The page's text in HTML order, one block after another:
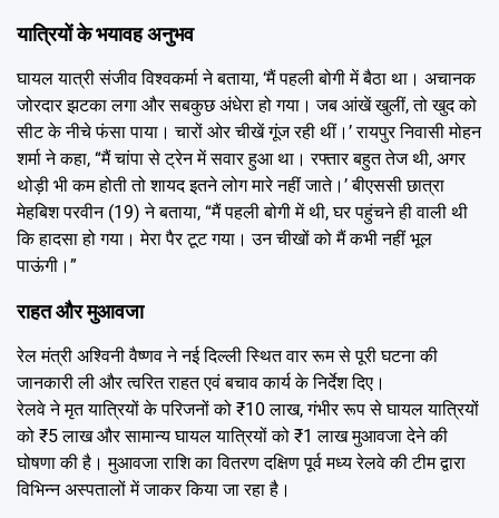
यात्रियों के भयावह अनुभव
घायल यात्री संजीव विश्वकर्मा ने बताया, ‘मैं पहली बोगी में बैठा था। अचानक
जोरदार झटका लगा और सबकुछ अंधेरा हो गया। जब आंखें खुलीं, तो खुद को
सीट के नीचे फंसा पाया। चारों ओर चीखें गूंज रही थीं।’ रायपुर निवासी मोहन
शर्मा ने कहा, “मैं चांपा से ट्रेन में सवार हुआ था। रफ्तार बहुत तेज थी, अगर
थोड़ी भी कम होती तो शायद इतने लोग मारे नहीं जाते।’ बीएससी छात्रा
मेहबिश परवीन (19) ने बताया, “मैं पहली बोगी में थी, घर पहुंचने ही वाली थी
कि हादसा हो गया। मेरा पैर टूट गया। उन चीखों को मैं कभी नहीं भूल
पाऊंगी।”
राहत और मुआवजा
रेल मंत्री अश्विनी वैष्णव ने नई दिल्ली स्थित वार रूम से पूरी घटना की
जानकारी ली और त्वरित राहत एवं बचाव कार्य के निर्देश दिए।
रेलवे ने मृत यात्रियों के परिजनों को ₹10 लाख, गंभीर रूप से घायल यात्रियों
को ₹5 लाख और सामान्य घायल यात्रियों को ₹1 लाख मुआवजा देने की
घोषणा की है। मुआवजा राशि का वितरण दक्षिण पूर्व मध्य रेलवे की टीम द्वारा
विभिन्न अस्पतालों में जाकर किया जा रहा है।